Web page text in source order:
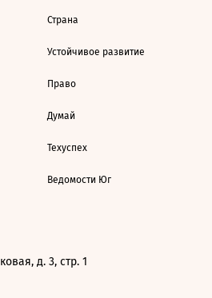
Страна
Устойчивое развитие
Право
Думай
Техуспех
Ведомости Юг
д. 3, стр. 1